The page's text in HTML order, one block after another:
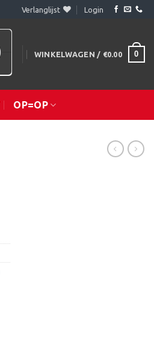
Verlanglijst Login
WINKELWAGEN / €0.00 0
OP=OP